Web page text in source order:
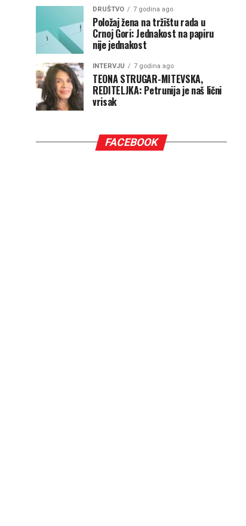
DRUŠTVO 7 godina ago
Položaj žena na tržištu rada u
Crnoj Gori: Jednakost na papiru
nije jednakost
INTERVJU 7 godina ago
TEONA STRUGAR-MITEVSKA,
REDITELJKA: Petrunija je naš lični
vrisak
FACEBOOK